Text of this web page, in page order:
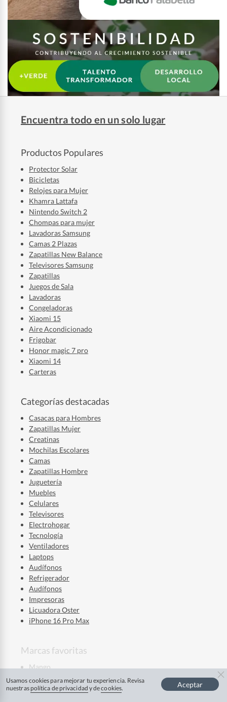
Encuentra todo en un solo lugar
Productos Populares
Protector Solar
Bicicletas
Relojes para Mujer
Khamra Lattafa
Nintendo Switch 2
Chompas para mujer
Lavadoras Samsung
Camas 2 Plazas
Zapatillas New Balance
Televisores Samsung
Zapatillas
Juegos de Sala
Lavadoras
Congeladoras
Xiaomi 15
Aire Acondicionado
Frigobar
Honor magic 7 pro
Xiaomi 14
Carteras
Categorías destacadas
Casacas para Hombres
Zapatillas Mujer
Creatinas
Mochilas Escolares
Camas
Zapatillas Hombre
Juguetería
Muebles
Celulares
Televisores
Electrohogar
Tecnología
Ventiladores
Laptops
Audífonos
Refrigerador
Audífonos
Impresoras
Licuadora Oster
iPhone 16 Pro Max
Marcas favoritas
Mango
La Roche Posay
Mixsoon
Usamos cookies para mejorar tu experiencia. Revisa
nuestras política de privacidad y decookies. Aceptar